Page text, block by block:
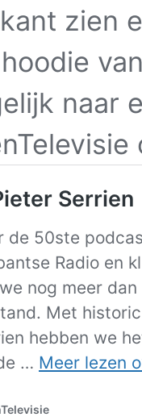
zien
naar